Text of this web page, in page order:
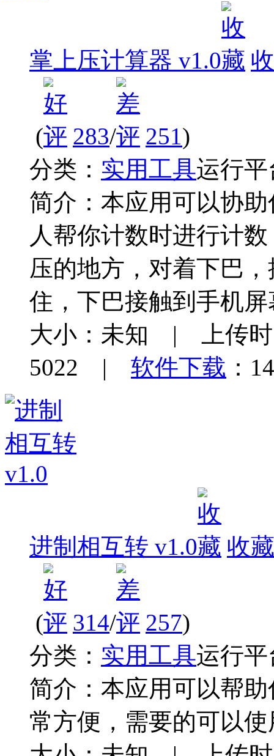
掌上压计算器 v1.0
( 283/ 251)
分类： 实用工具运行平
简介： 本应用可以协
人帮你计数时进行计
压的地方，对着下巴
住，下巴接触到手机
大小：未知 | 上传
5022 | 软件下载 ：
进制相互转 v1.0 收藏
( 314/ 257)
分类： 实用工具运行平
简介： 本应用可以帮
常方便，需要的可以